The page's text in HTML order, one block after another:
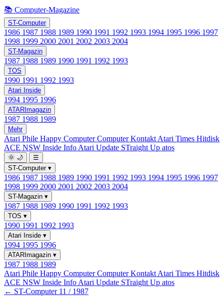
📚 Computer-Magazine
ST-Computer
1986 1987 1988 1989 1990 1991 1992 1993 1994 1995 1996 1997
1998 1999 2000 2001 2002 2003 2004
ST-Magazin
1987 1988 1989 1990 1991 1992 1993
TOS
1990 1991 1992 1993
Atari Inside
1994 1995 1996
ATARImagazin
1987 1988 1989
Mehr
Atari Phile Happy ComputerComputer Kontakt Atari Times Hitdisk
ACE NSW Inside Info Atari Update STraight Up atos
🌞 🌙
☰
ST-Computer ▾
1986 1987 1988 1989 1990 1991 1992 1993 1994 1995 1996 1997
1998 1999 2000 2001 2002 2003 2004
ST-Magazin ▾
1987 1988 1989 1990 1991 1992 1993
TOS ▾
1990 1991 1992 1993
Atari Inside ▾
1994 1995 1996
ATARImagazin ▾
1987 1988 1989
Atari Phile Happy ComputerComputer Kontakt Atari Times Hitdisk
ACE NSW Inside Info Atari Update STraight Up atos
← ST-Computer 11 / 1987